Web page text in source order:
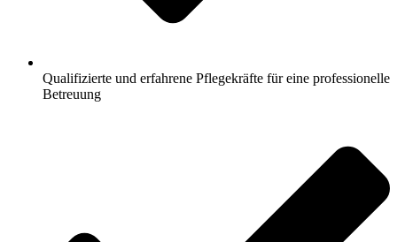
Qualifizierte und erfahrene Pflegekräfte für eine professionelle
Betreuung